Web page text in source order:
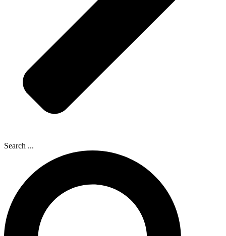
Search ...